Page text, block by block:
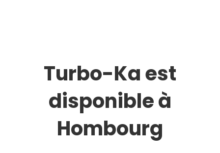
Turbo-Ka est
disponible à
Hombourg